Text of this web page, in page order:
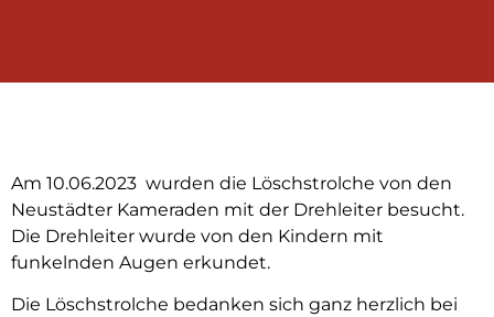
Am 10.06.2023 wurden die Löschstrolche von den
Neustädter Kameraden mit der Drehleiter besucht.
Die Drehleiter wurde von den Kindern mit
funkelnden Augen erkundet.
Die Löschstrolche bedanken sich ganz herzlich bei